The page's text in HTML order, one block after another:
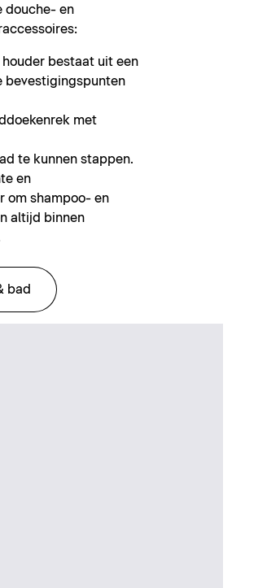
douche- en
bestaat uit een
bevestigingspunten
met
te kunnen stappen.
en
om shampoo- en
altijd binnen
bad